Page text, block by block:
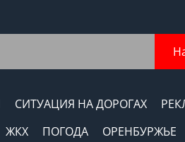
СИТУАЦИЯ НА ДОРОГАХ
ЖКХ ПОГОДА ОРЕНБУРЖЬЕ